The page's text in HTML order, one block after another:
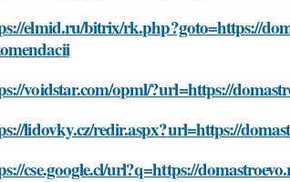
elmid.ru/bitrix/rk.php?goto=https://
voidstar.com/opml/?url=https://
lidovky.cz/redir.aspx?url=https://
cse.google.cl/url?q=https://